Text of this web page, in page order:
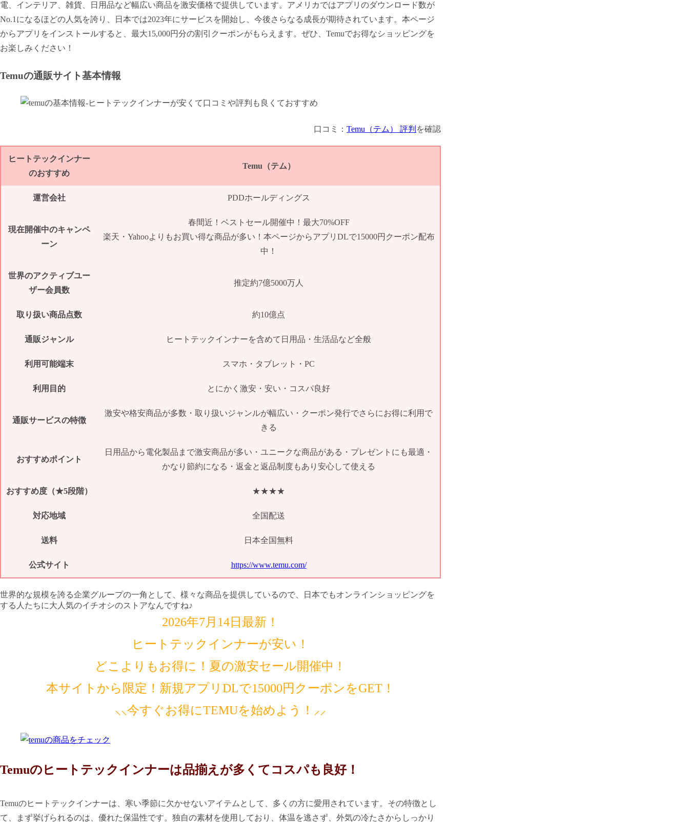
電、インテリア、雑貨、日用品など幅広い商品を激安価格で提供しています。アメリカではアプリのダウンロード数が
No.1になるほどの人気を誇り、日本では2023年にサービスを開始し、今後さらなる成長が期待されています。本ページ
からアプリをインストールすると、最大15,000円分の割引クーポンがもらえます。ぜひ、Temuでお得なショッピングを
お楽しみください！
Temuの通販サイト基本情報
口コミ： Temu（テム） 評判 を確認
ヒートテックインナー
のおすすめ
Temu（テム）
運営会社 PDDホールディングス
現在開催中のキャンペ
ーン
春間近！ベストセール開催中！最大70%OFF
楽天・Yahooよりもお買い得な商品が多い！本ページからアプリDLで15000円クーポン配布
中！
世界のアクティブユー
ザー会員数
推定約7億5000万人
取り扱い商品点数 約10億点
通販ジャンル ヒートテックインナーを含めて日用品・生活品など全般
利用可能端末 スマホ・タブレット・PC
利用目的 とにかく激安・安い・コスパ良好
通販サービスの特徴
激安や格安商品が多数・取り扱いジャンルが幅広い・クーポン発行でさらにお得に利用で
きる
おすすめポイント
日用品から電化製品まで激安商品が多い・ユニークな商品がある・プレゼントにも最適・
かなり節約になる・返金と返品制度もあり安心して使える
おすすめ度（★5段階） ★★★★
対応地域 全国配送
送料 日本全国無料
公式サイト https://www.temu.com/
世界的な規模を誇る企業グループの一角として、様々な商品を提供しているので、日本でもオンラインショッピングを
する人たちに大人気のイチオシのストアなんですね♪
2026年7月14日最新！
ヒートテックインナーが安い！
どこよりもお得に！夏の激安セール開催中！
本サイトから限定！新規アプリDLで15000円クーポンをGET！
⸜⸜今すぐお得にTEMUを始めよう！⸝⸝
Temuのヒートテックインナーは品揃えが多くてコスパも良好！
Temuのヒートテックインナーは、寒い季節に欠かせないアイテムとして、多くの方に愛用されています。その特徴とし
て、まず挙げられるのは、優れた保温性です。独自の素材を使用しており、体温を逃さず、外気の冷たさからしっかり